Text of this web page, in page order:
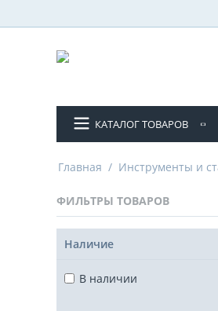
КАТАЛОГ ТОВАРОВ
Главная / Инструменты и
ФИЛЬТРЫ ТОВАРОВ
Наличие
В наличии